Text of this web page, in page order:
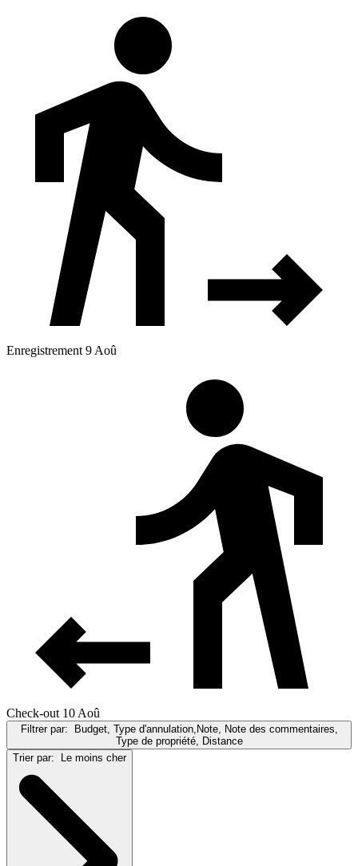
Enregistrement 9 Aoû
Check-out 10 Aoû
Filtrer par:
Budget, Type d'annulation,Note, Note des commentaires,
Type de propriété, Distance
Trier par:
Le moins cher